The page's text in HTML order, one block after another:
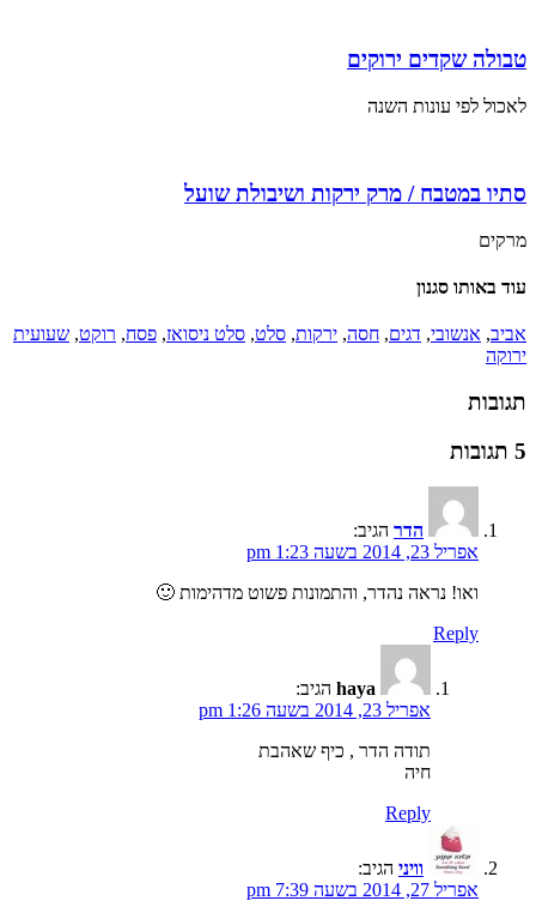
טבולה שקדים ירוקים
לאכול לפי עונות השנה
סתיו במטבח / מרק ירקות ושיבולת שועל
מרקים
עוד באותו סגנון
אביב, אנשובי, דגים, חסה, ירקות, סלט, סלט ניסואז, פסח, רוקט, שעועית
ירוקה
תגובות
5 תגובות
הדר הגיב:
אפריל 23, 2014 בשעה 1:23 pm
ואו! נראה נהדר, והתמונות פשוט מדהימות 🙂
Reply
haya הגיב:
אפריל 23, 2014 בשעה 1:26 pm
תודה הדר , כיף שאהבת
חיה
Reply
וויני הגיב:
אפריל 27, 2014 בשעה 7:39 pm